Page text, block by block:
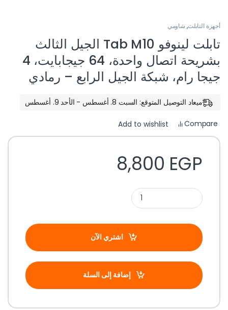
أجهزة التابلت, شاومي
تابلت لينوفو Tab M10 الجيل الثالث
بشريحة اتصال واحدة، 64 جيجابايت، 4
جيجا رام، شبكة الجيل الرابع – رمادي
ميعاد التوصيل المتوقع: السبت 8. أغسطس - الأحد 9. أغسطس
Compare
Add to wishlist
8,800 EGP
اشتري الآن
إضافة إلى السلة